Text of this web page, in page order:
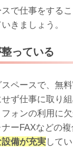
で仕事をする
きましょう。
っている
ペースで、無
ず仕事に取り
ォンの利用に
ーFAXなどの複
備が充実してい